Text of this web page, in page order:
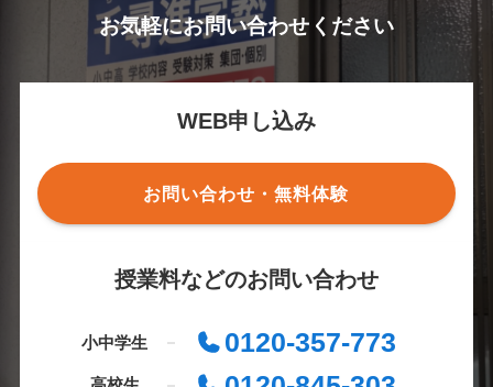
お気軽にお問い合わせください
WEB申し込み
お問い合わせ・無料体験
授業料などのお問い合わせ
小中学生 0120-357-773